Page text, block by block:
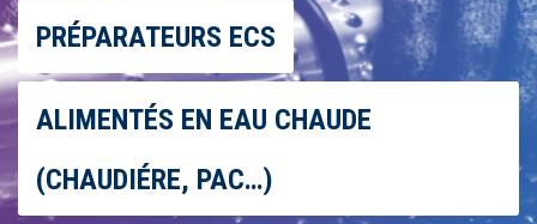
PRÉPARATEURS ECS
ALIMENTÉS EN EAU CHAUDE
(CHAUDIÉRE, PAC…)